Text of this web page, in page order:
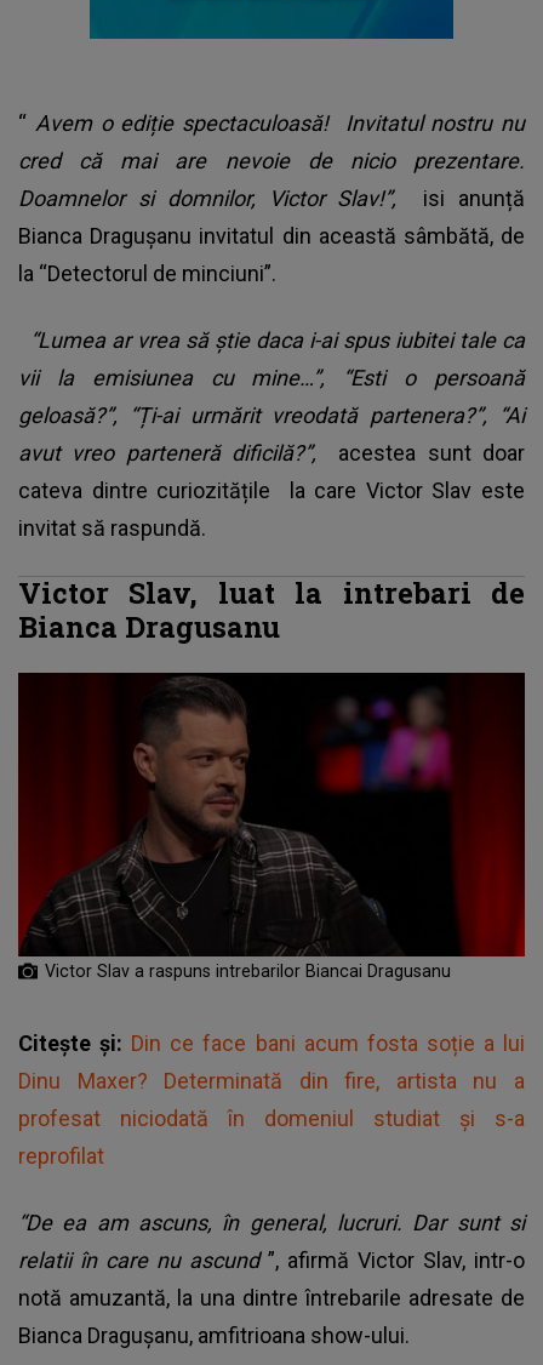
“ Avem o ediție spectaculoasă! Invitatul nostru nu
cred că mai are nevoie de nicio prezentare.
Doamnelor si domnilor, Victor Slav!”,
isi anunță
Bianca Dragușanu invitatul din această sâmbătă, de
la “Detectorul de minciuni”.
“Lumea ar vrea să știe daca i-ai spus iubitei tale ca
vii la emisiunea cu mine…”, “Esti o persoană
geloasă?”, “Ți-ai urmărit vreodată partenera?”, “Ai
avut vreo parteneră dificilă?”,
acestea sunt doar
cateva dintre curiozitățile la care Victor Slav este
invitat să raspundă.
Victor Slav, luat la intrebari de
Bianca Dragusanu
Victor Slav a raspuns intrebarilor Biancai Dragusanu
Citește și: Din ce face bani acum fosta soție a lui
Dinu Maxer? Determinată din fire, artista nu a
profesat niciodată în domeniul studiat și s-a
reprofilat
“De ea am ascuns, în general, lucruri. Dar sunt si
relatii în care nu ascund ”, afirmă Victor Slav, intr-o
notă amuzantă, la una dintre întrebarile adresate de
Bianca Dragușanu, amfitrioana show-ului.